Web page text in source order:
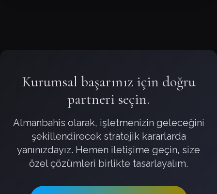
Kurumsal başarınız için doğru
partneri seçin.
Almanbahis olarak, işletmenizin geleceğini
şekillendirecek stratejik kararlarda
yanınızdayız. Hemen iletişime geçin, size
özel çözümleri birlikte tasarlayalım.